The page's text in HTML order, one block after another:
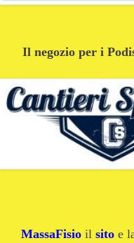
Il negozio per i
MassaFisio il sito e